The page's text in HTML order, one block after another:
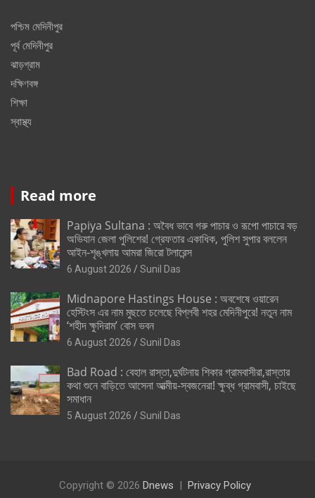
পশ্চিম মেদিনীপুর
পূর্ব মেদিনীপুর
ঝাড়গ্রাম
দক্ষিণবঙ্গ
শিক্ষা
স্বাস্থ্য
Read more
Papiya Sultana : অবৈধ ভাবে গরু পাচার ও রূপো পাচারে বড়
অভিযান জেলা পুলিশের! গ্রেফতার একাধিক, পুলিশ সুপার বললেন
আইন-শৃঙ্খলায় আমরা জিরো টলারেন্স
6 August 2026 Sunil Das
Midnapore Hastings House : অবশেষে ওয়ারেন
হেস্টিংস এর নাম মুছতে চলেছে বিপ্লবী শহর মেদিনীপুরে! নতুন নাম
‘শহীদ ক্ষুদিরাম’ বোস ভবন
6 August 2026 Sunil Das
Bad Road : বেহাল রাস্তা,দুর্ঘটনায় শিকার গ্রামবাসীরা,রাস্তার
কথা শুনে বাড়িতে আসেনা আত্মীয়-স্বজনেরা! ক্ষুব্ধ গ্রামবাসী, চাইছে
সমাধান
5 August 2026 Sunil Das
Copyright © 2026 Dnews Privacy Policy